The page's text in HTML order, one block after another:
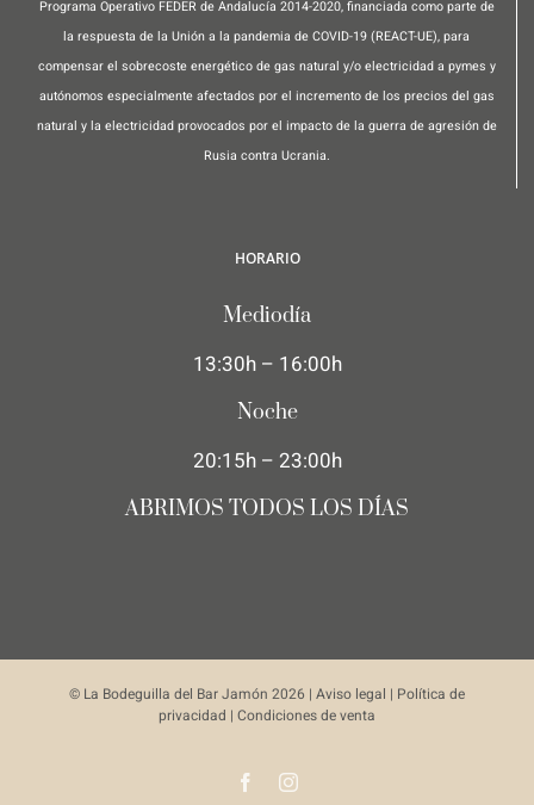
Programa Operativo FEDER de Andalucía 2014-2020, financiada como parte de
la respuesta de la Unión a la pandemia de COVID-19 (REACT-UE), para
compensar el sobrecoste energético de gas natural y/o electricidad a pymes y
autónomos especialmente afectados por el incremento de los precios del gas
natural y la electricidad provocados por el impacto de la guerra de agresión de
Rusia contra Ucrania.
HORARIO
Mediodía
13:30h – 16:00h
Noche
20:15h – 23:00h
ABRIMOS TODOS LOS DÍAS
© La Bodeguilla del Bar Jamón 2026 | Aviso legal | Política de
privacidad | Condiciones de venta
FacebookInstagram